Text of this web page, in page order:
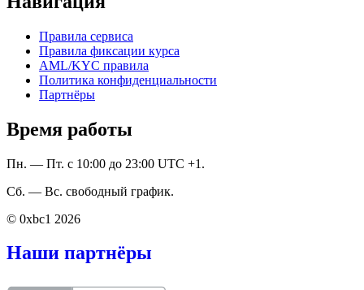
Правила сервиса
Правила фиксации курса
AML/KYC правила
Политика конфиденциальности
Партнёры
Время работы
Пн. — Пт. с 10:00 до 23:00 UTC +1.
Сб. — Вс. свободный график.
© 0xbc1 2026
Наши партнёры